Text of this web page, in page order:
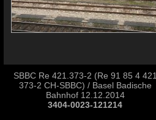
SBBC Re 421.373-2 (Re 91 85 4 421
373-2 CH-SBBC) / Basel Badische
Bahnhof 12.12.2014
3404-0023-121214